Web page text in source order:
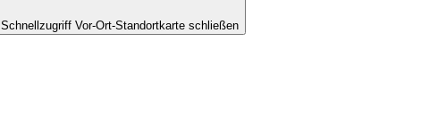
Schnellzugriff Vor-Ort-Standortkarte schließen